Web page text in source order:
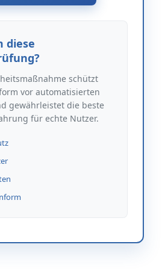
diese
schützt
vor automatisierten
gewährleistet die beste
für echte Nutzer.